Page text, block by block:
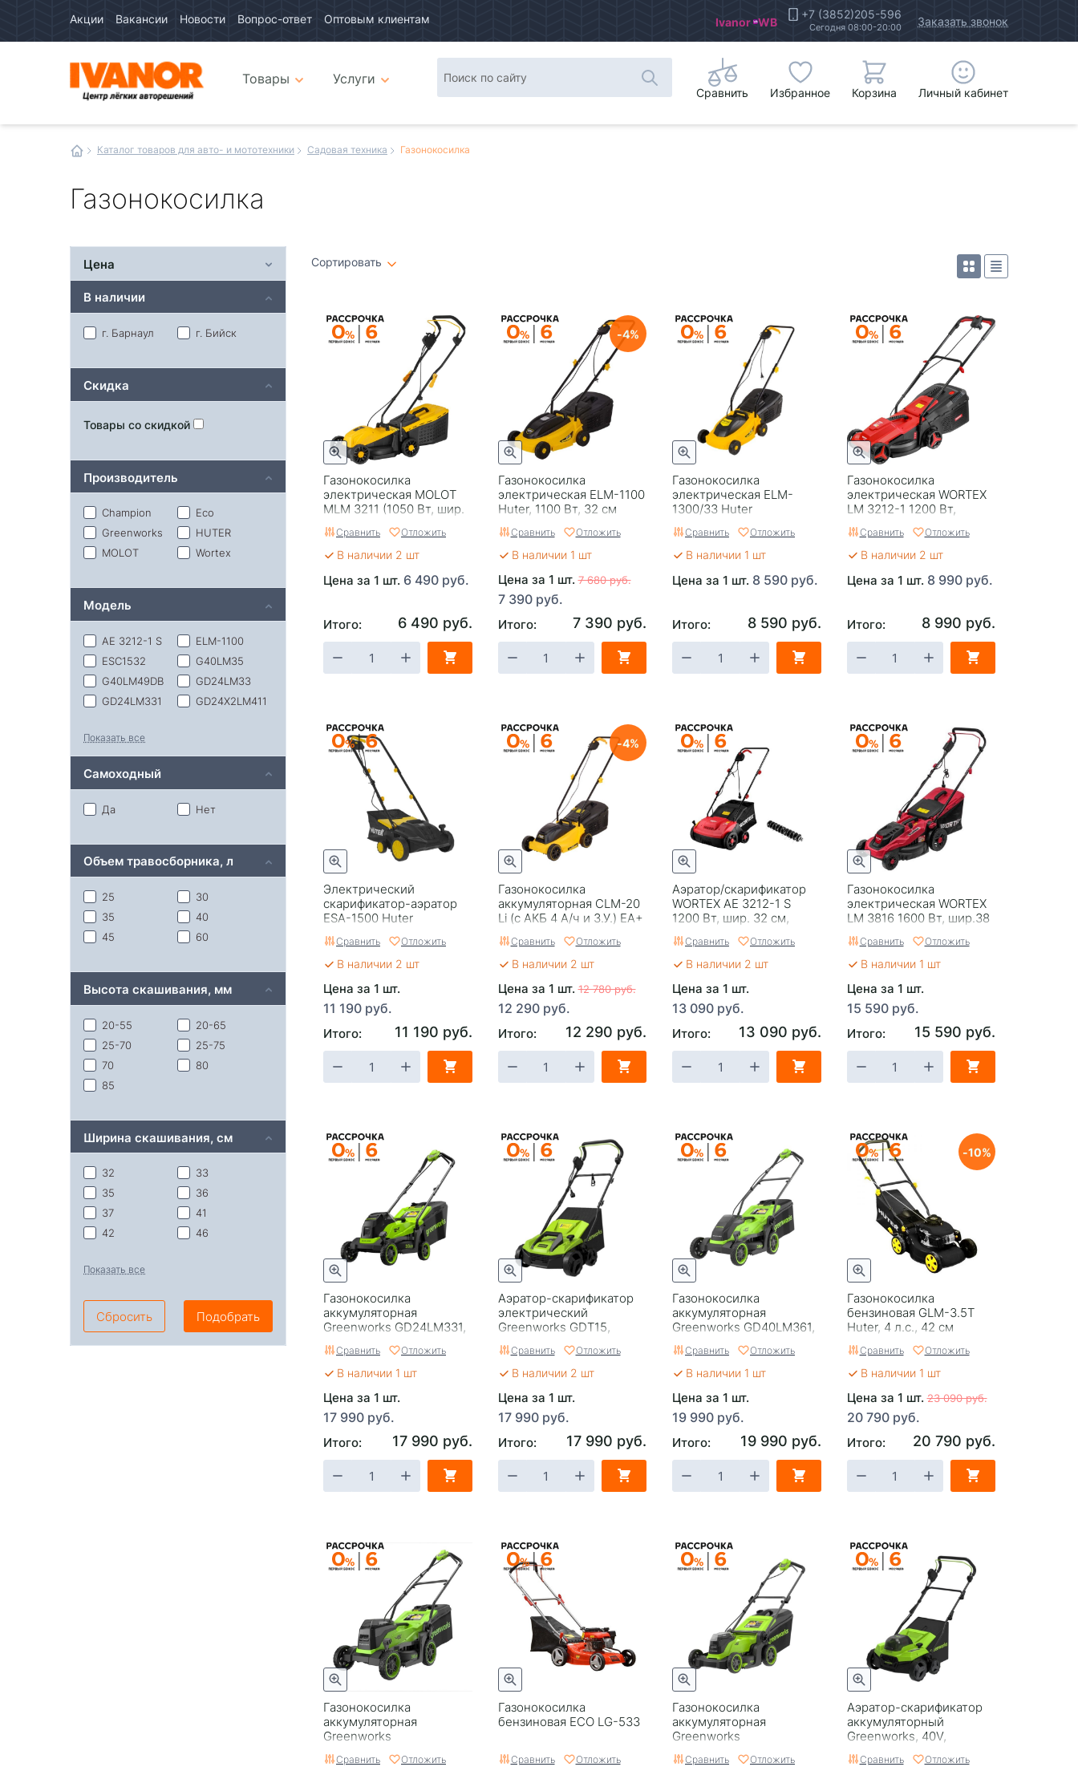
Акции Вакансии Новости Вопрос-ответ Оптовым клиентам Ivanor WB +7 (3852)205-596
Сегодня 08:00-20:00 Заказать звонок
интернетТовары
Услуги
Сравнить Избранное Корзина Личный кабинет
Каталог товаров для авто- и мототехники Садовая техника Газонокосилка
Газонокосилка
Сортировать
Газонокосилка
электрическая MOLOT
MLM 3211 (1050 Вт, шир.
травосборник 25 л.)
Сравнить Отложить
В наличии 2 шт
Цена за 1 шт. 6 490 руб.
Итого: 6 490 руб.
Газонокосилка
электрическая ELM-1100
Huter, 1100 Вт, 32 см
4
Сравнить Отложить
В наличии 1 шт
Цена за 1 шт.7 680 руб.
7 390 руб.
Итого: 7 390 руб.
Газонокосилка
электрическая ELM-
1300/33 Huter
Сравнить Отложить
В наличии 1 шт
Цена за 1 шт. 8 590 руб.
Итого: 8 590 руб.
Газонокосилка
электрическая WORTEX
LM 3212-1 1200 Вт,
Сравнить Отложить
В наличии 2 шт
Цена за 1 шт. 8 990 руб.
Итого: 8 990 руб.
Электрический
скарификатор-аэратор
ESA-1500 Huter
Сравнить Отложить
В наличии 2 шт
Цена за 1 шт.
11 190 руб.
Итого: 11 190 руб.
Газонокосилка
аккумуляторная CLM-20
Li (с АКБ 4 А/ч и З.У.) ЕА+
4
Сравнить Отложить
В наличии 2 шт
Цена за 1 шт.12 780 руб.
12 290 руб.
Итого: 12 290 руб.
Аэратор/скарификатор
WORTEX AE 3212-1 S
1200 Вт, шир. 32 см,
Сравнить Отложить
В наличии 2 шт
Цена за 1 шт.
13 090 руб.
Итого: 13 090 руб.
Газонокосилка
электрическая WORTEX
LM 3816 1600 Вт, шир.38
Сравнить Отложить
В наличии 1 шт
Цена за 1 шт.
15 590 руб.
Итого: 15 590 руб.
Газонокосилка
аккумуляторная
Greenworks GD24LM331,
бесщеточная, без АКБ и
ЗУ (2520607)
Сравнить Отложить
В наличии 1 шт
Цена за 1 шт.
17 990 руб.
Итого: 17 990 руб.
Аэратор-скарификатор
электрический
Greenworks GDT15,
Сравнить Отложить
В наличии 2 шт
Цена за 1 шт.
17 990 руб.
Итого: 17 990 руб.
Газонокосилка
аккумуляторная
Greenworks GD40LM361,
бесщеточная, без АКБ и
ЗУ
Сравнить Отложить
В наличии 1 шт
Цена за 1 шт.
19 990 руб.
Итого: 19 990 руб.
Газонокосилка
бензиновая GLM-3.5T
Huter, 4 л.с., 42 см
10
Сравнить Отложить
В наличии 1 шт
Цена за 1 шт.23 090 руб.
20 790 руб.
Итого: 20 790 руб.
Газонокосилка
аккумуляторная
Greenworks
см, бесщеточная, без
Сравнить Отложить
Газонокосилка
бензиновая ECO LG-533
Сравнить Отложить
Газонокосилка
аккумуляторная
Greenworks
см, бесщеточная, без
Сравнить Отложить
Аэратор-скарификатор
аккумуляторный
Greenworks, 40V,
ЗУСравнить Отложить
Цена
В наличии
г. Барнаул г. Бийск
Скидка
Товары со скидкой
Производитель
Champion
Eco
Greenworks
HUTER
MOLOT
Wortex
Модель
AE 3212-1 S
ELM-1100
ESC1532
G40LM35
G40LM49DB
GD24LM33
GD24LM331
GD24X2LM411
GLM-3.5T
Показать все
Самоходный
Да Нет
Объем травосборника, л
25
30
35
40
45
60
Высота скашивания, мм
20-55
20-65
25-70
25-75
70
80
85
Ширина скашивания, см
32
33
35
36
37
41
42
46
Показать все
Сбросить Подобрать